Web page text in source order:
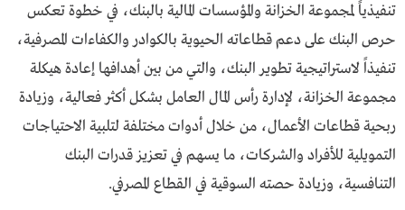
تنفيذياً لمجموعة الخزانة والمؤسسات المالية بالبنك، في خطوة تعكس
حرص البنك على دعم قطاعاته الحيوية بالكوادر والكفاءات المصرفية،
تنفيذاً لاستراتيجية تطوير البنك، والتي من بين أهدافها إعادة هيكلة
مجموعة الخزانة، لإدارة رأس المال العامل بشكل أكثر فعالية، وزيادة
ربحية قطاعات الأعمال، من خلال أدوات مختلفة لتلبية الاحتياجات
التمويلية للأفراد والشركات، ما يسهم في تعزيز قدرات البنك
التنافسية، وزيادة حصته السوقية في القطاع المصرفي.